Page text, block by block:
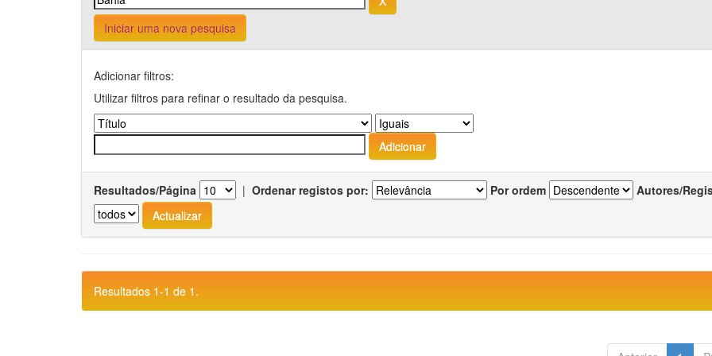
Iniciar uma nova pesquisa
Adicionar filtros:
Utilizar filtros para refinar o resultado da pesquisa.
Resultados/Página | Ordenar registos por: Por ordem Autores/
Resultados 1-1 de 1.